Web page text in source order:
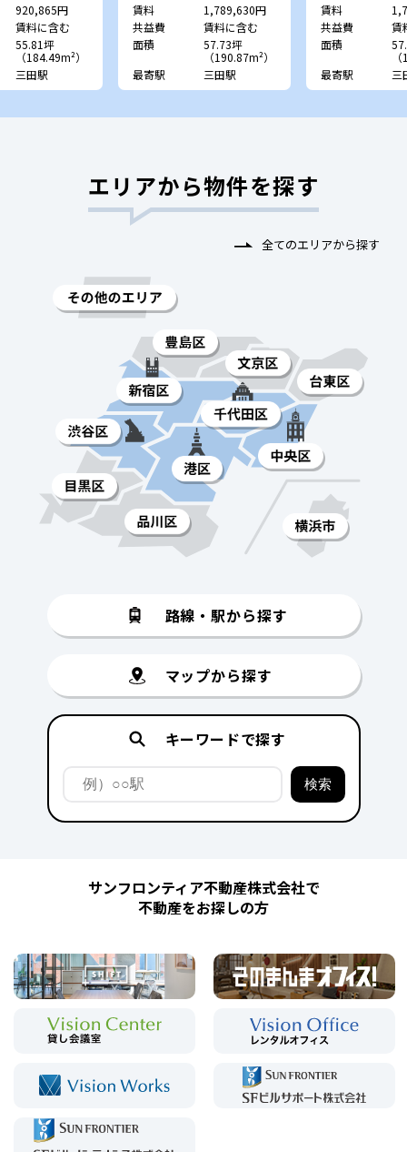
920,865円
賃料に含む
55.81坪
（184.49m²）
三田駅
賃料
1,789,630円
共益費
賃料に含む
面積
57.73坪
（190.87m²）
最寄駅
三田駅
賃料
共益費
賃
面積
最寄駅
三
エリアから物件を探す
全てのエリアから探す
路線・駅から探す
マップから探す
キーワードで探す
サンフロンティア不動産株式会社で
不動産をお探しの方